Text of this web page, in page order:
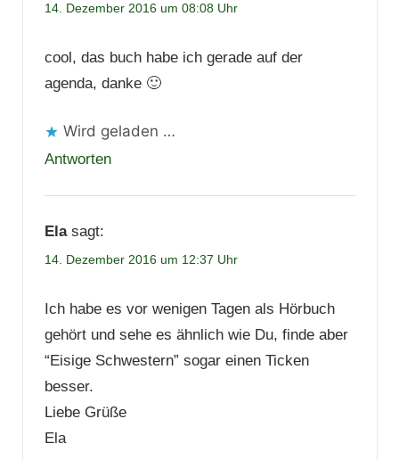
14. Dezember 2016 um 08:08 Uhr
cool, das buch habe ich gerade auf der
agenda, danke 🙂
Wird geladen …
Antworten
Ela sagt:
14. Dezember 2016 um 12:37 Uhr
Ich habe es vor wenigen Tagen als Hörbuch
gehört und sehe es ähnlich wie Du, finde aber
“Eisige Schwestern” sogar einen Ticken
besser.
Liebe Grüße
Ela